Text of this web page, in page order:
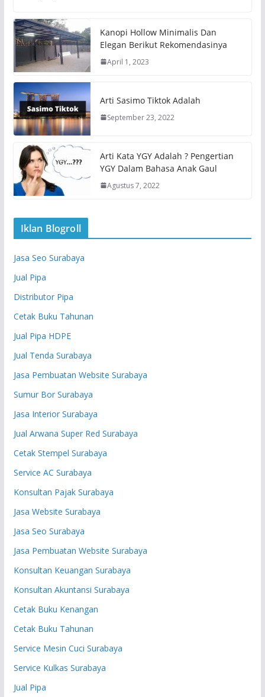
Kanopi Hollow Minimalis Dan
Elegan Berikut Rekomendasinya
April 1, 2023
Arti Sasimo Tiktok Adalah
September 23, 2022
Arti Kata YGY Adalah ? Pengertian
YGY Dalam Bahasa Anak Gaul
Agustus 7, 2022
Iklan Blogroll
Jasa Seo Surabaya
Jual Pipa
Distributor Pipa
Cetak Buku Tahunan
Jual Pipa HDPE
Jual Tenda Surabaya
Jasa Pembuatan Website Surabaya
Sumur Bor Surabaya
Jasa Interior Surabaya
Jual Arwana Super Red Surabaya
Cetak Stempel Surabaya
Service AC Surabaya
Konsultan Pajak Surabaya
Jasa Website Surabaya
Jasa Seo Surabaya
Jasa Pembuatan Website Surabaya
Konsultan Keuangan Surabaya
Konsultan Akuntansi Surabaya
Cetak Buku Kenangan
Cetak Buku Tahunan
Service Mesin Cuci Surabaya
Service Kulkas Surabaya
Jual Pipa